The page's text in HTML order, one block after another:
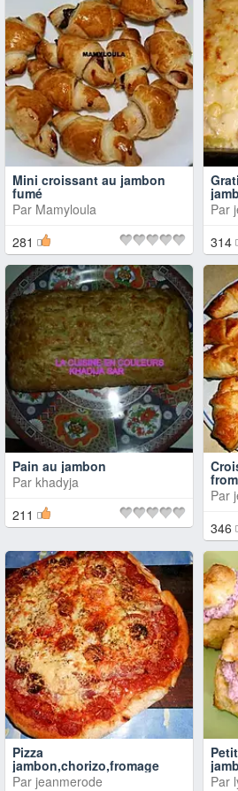
Mini croissant au jambon
fumé
Par Mamyloula
281
Par
314
Pain au jambon
Par khadyja
211
Par
346
Pizza
jambon,chorizo,fromage
Par jeanmerode
Par